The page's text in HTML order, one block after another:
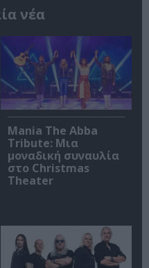
νέα
Mania The Abba
Tribute: Μια
μοναδική συναυλία
στο Christmas
Theater